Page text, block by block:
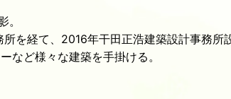
を経て、2016年干田正浩建築設計事務所
ど様々な建築を手掛ける。